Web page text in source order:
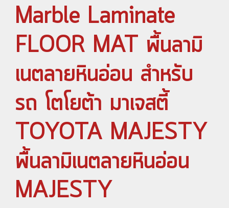
Marble Laminate
FLOOR MAT พื้นลามิ
เนตลายหินอ่อน สำหรับ
รถ โตโยต้า มาเจสตี้
TOYOTA MAJESTY
พื้นลามิเนตลายหินอ่อน
MAJESTY